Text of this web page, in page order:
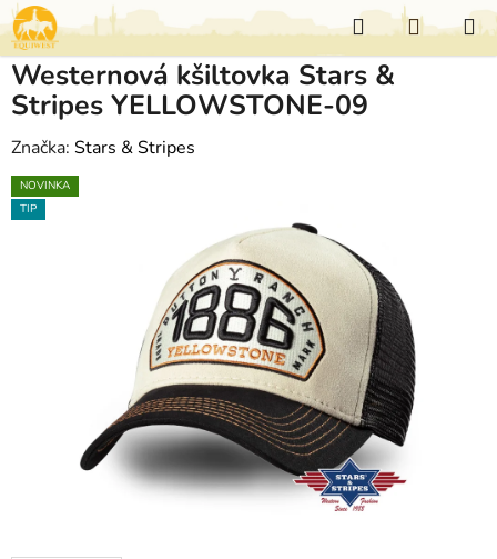
Přejít
na
obsah
Hledat
KOŠÍK
Westernová kšiltovka Stars &
Stripes YELLOWSTONE-09
Značka: Stars & Stripes
NOVINKA
TIP